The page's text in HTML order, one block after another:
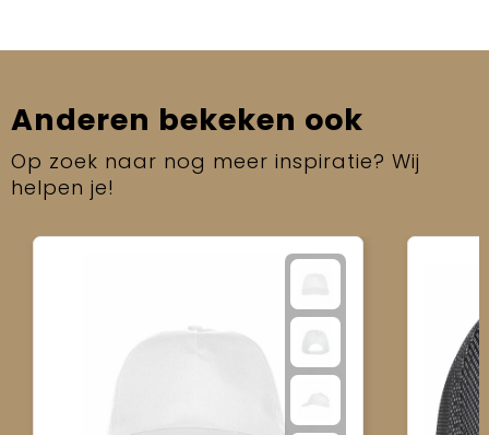
Anderen bekeken ook
Op zoek naar nog meer inspiratie? Wij
helpen je!